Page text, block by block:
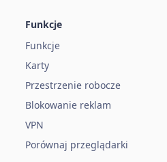
Funkcje
Funkcje
Karty
Przestrzenie robocze
Blokowanie reklam
VPN
Porównaj przeglądarki